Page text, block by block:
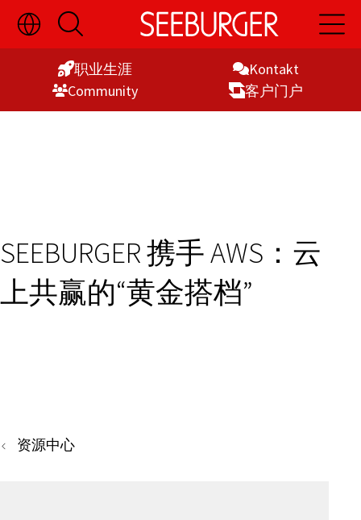
Skip
to
切
换
语
显
开
启
搜
索
开
启
主
Kontakt
职业生涯
客户门户
Commu­nity
SEEBURGER 携手 AWS：云
上共赢的“黄金搭档”
资源中心